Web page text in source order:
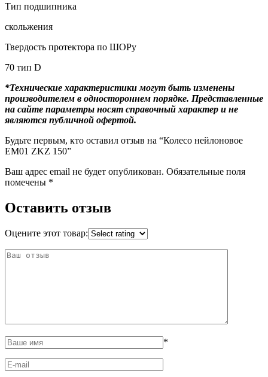
Тип подшипника
скольжения
Твердость протектора по ШОРу
70 тип D
*Технические характеристики могут быть изменены
производителем в одностороннем порядке. Представленные
на сайте параметры носят справочный характер и не
являются публичной офертой.
Будьте первым, кто оставил отзыв на “Колесо нейлоновое
EM01 ZKZ 150”
Ваш адрес email не будет опубликован. Обязательные поля
помечены *
Оставить отзыв
Оцените этот товар:
*